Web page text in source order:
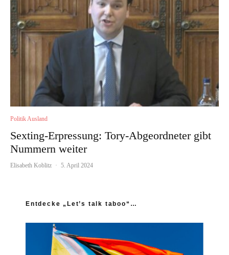
Politik Ausland
Sexting-Erpressung: Tory-Abgeordneter gibt
Nummern weiter
Elisabeth Koblitz · 5. April 2024
Entdecke „Let’s talk taboo“…